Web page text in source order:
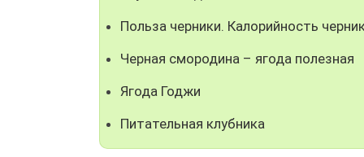
Польза черники. Калорийность
Черная смородина – ягода полезная
Ягода Годжи
Питательная клубника